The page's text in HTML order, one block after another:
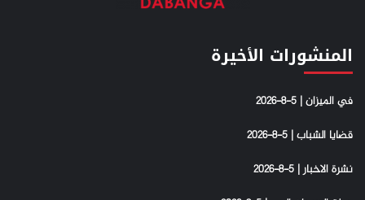
المنشورات الأخيرة
في الميزان | 5-8-2026
قضايا الشباب | 5-8-2026
نشرة الاخبار | 5-8-2026